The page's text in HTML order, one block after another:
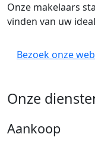
Onze makelaars
vinden van uw
Bezoek onze
Onze
Aankoop